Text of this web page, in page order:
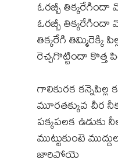
ఓరబ్బీ తిక్కరేగిందా
ఓరబ్బీ తిక్కరేగిందా
తిక్కరేగి తిమ్మిరెక్కి
రెచ్చగొట్టిందా కొత్త
గాలికురక కన్నెపిల్ల
మూరతక్కువ చీర
పక్కపలక
ముట్టుకుంటె
జారిపోయె